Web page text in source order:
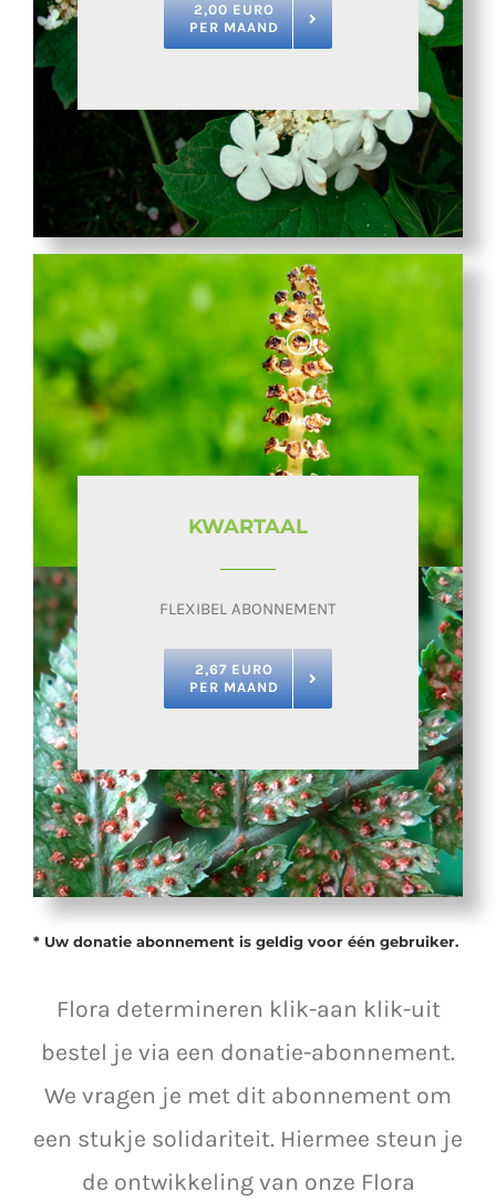
2,00 EURO
PER MAAND
KWARTAAL
FLEXIBEL ABONNEMENT
2,67 EURO
PER MAAND
* Uw donatie abonnement is geldig voor één gebruiker.
Flora determineren klik-aan klik-uit
bestel je via een donatie-abonnement.
We vragen je met dit abonnement om
een stukje solidariteit. Hiermee steun je
de ontwikkeling van onze Flora